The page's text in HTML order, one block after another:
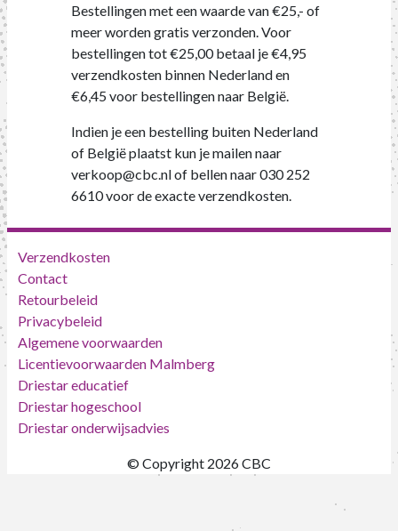
Bestellingen met een waarde van €25,- of
meer worden gratis verzonden. Voor
bestellingen tot €25,00 betaal je €4,95
verzendkosten binnen Nederland en
€6,45 voor bestellingen naar België.
Indien je een bestelling buiten Nederland
of België plaatst kun je mailen naar
verkoop@cbc.nl of bellen naar 030 252
6610 voor de exacte verzendkosten.
Verzendkosten
Contact
Retourbeleid
Privacybeleid
Algemene voorwaarden
Licentievoorwaarden Malmberg
Driestar educatief
Driestar hogeschool
Driestar onderwijsadvies
© Copyright 2026 CBC